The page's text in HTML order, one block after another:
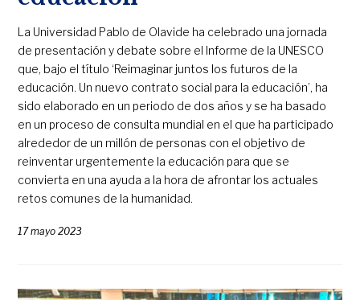
La Universidad Pablo de Olavide ha celebrado una jornada
de presentación y debate sobre el Informe de la UNESCO
que, bajo el título ‘Reimaginar juntos los futuros de la
educación. Un nuevo contrato social para la educación’, ha
sido elaborado en un periodo de dos años y se ha basado
en un proceso de consulta mundial en el que ha participado
alrededor de un millón de personas con el objetivo de
reinventar urgentemente la educación para que se
convierta en una ayuda a la hora de afrontar los actuales
retos comunes de la humanidad.
17 mayo 2023